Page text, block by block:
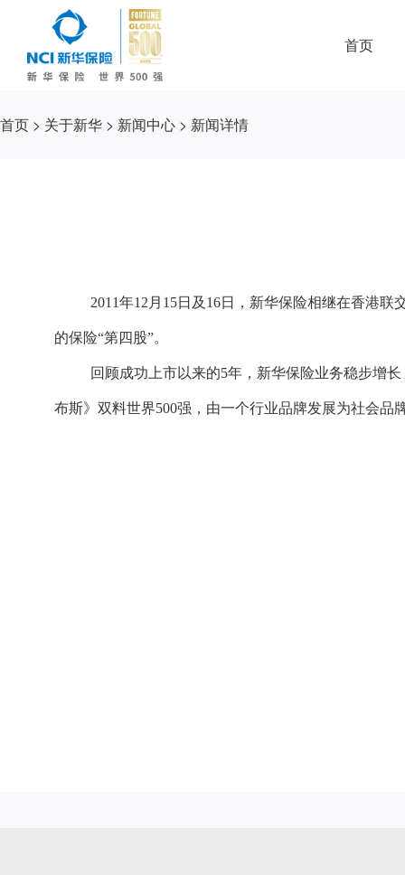
首页
首页 > 关于新华 > 新闻中心 > 新闻详情
2011年12月15日及16日，新华保险相继在香港
的保险“第四股”。
回顾成功上市以来的5年，新华保险业务稳步增
布斯》双料世界500强，由一个行业品牌发展为社会